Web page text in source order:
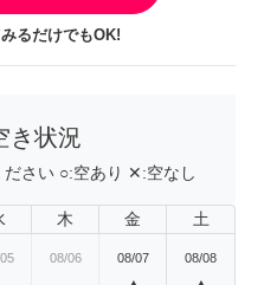
るだけでもOK!
き状況
ださい ○:空あり ✕:空なし
木 金 土
08/06 08/07 08/08